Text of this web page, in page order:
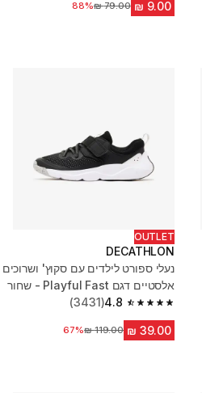
מחיר לפני הנחה‏79.00 ₪
88%
OUTLET
DECATHLON
נעלי ספורט לילדים עם סקוץ' ושרוכים
אלסטיים דגם Playful Fast - שחור
4.8
4.8 out of 5 stars from 3431 reviews
(3431)
מחיר לפני הנחה‏119.00 ₪
67%